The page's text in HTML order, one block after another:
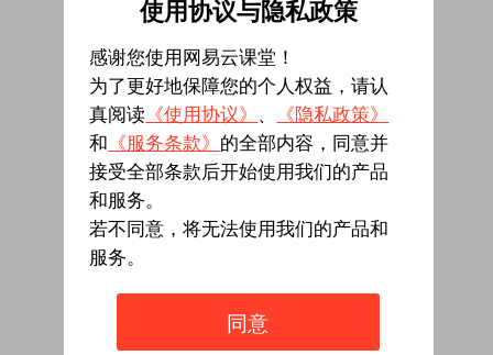
暂无相关课程
使用协议与隐私政策
感谢您使用网易云课堂！
为了更好地保障您的个人权益，请认
真阅读 《使用协议》 、
《隐私政策》
和 《服务条款》 的全部内容，同意并
接受全部条款后开始使用我们的产品
和服务。
若不同意，将无法使用我们的产品和
服务。
同意